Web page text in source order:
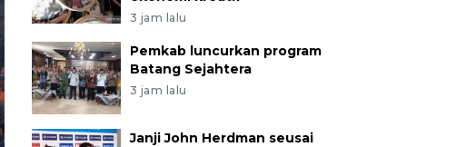
3 jam lalu
Pemkab luncurkan program
Batang Sejahtera
3 jam lalu
Janji John Herdman seusai